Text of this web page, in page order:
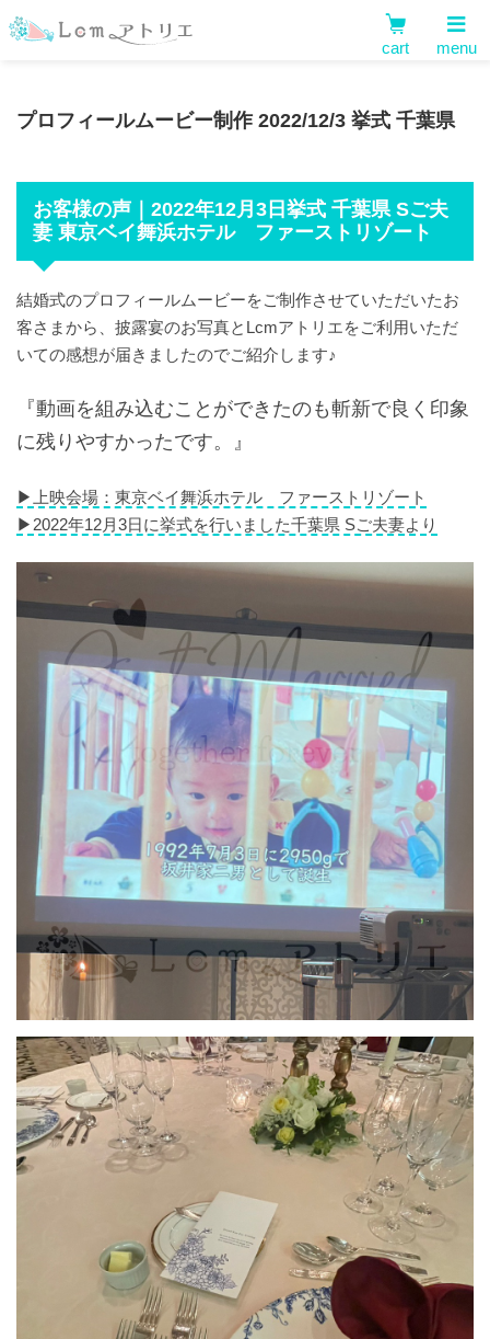
cart menu
プロフィールムービー制作 2022/12/3 挙式 千葉県
お客様の声｜2022年12月3日挙式 千葉県 Sご夫
妻 東京ベイ舞浜ホテル ファーストリゾート
結婚式のプロフィールムービーをご制作させていただいたお
客さまから、披露宴のお写真とLcmアトリエをご利用いただ
いての感想が届きましたのでご紹介します♪
『動画を組み込むことができたのも斬新で良く印象
に残りやすかったです。』
▶︎上映会場：東京ベイ舞浜ホテル ファーストリゾート
▶︎2022年12月3日に挙式を行いました千葉県 Sご夫妻より